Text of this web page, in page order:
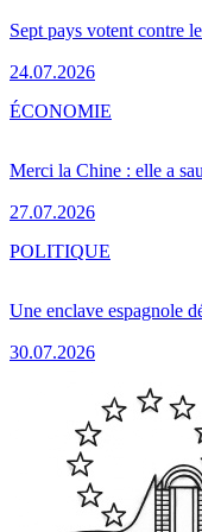
Sept pays votent contre
24.07.2026
Merci la Chine : elle a
27.07.2026
ÉCONOMIE
Une enclave espagnole
30.07.2026
POLITIQUE